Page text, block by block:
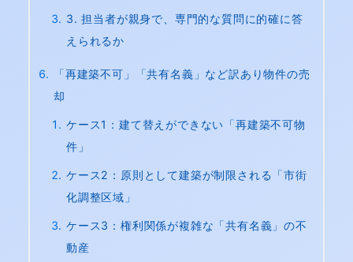
3. 担当者が親身で、専門的な質問に的確に答
えられるか
「再建築不可」「共有名義」など訳あり物件の売
却
ケース1：建て替えができない「再建築不可物
件」
ケース2：原則として建築が制限される「市街
化調整区域」
ケース3：権利関係が複雑な「共有名義」の不
動産